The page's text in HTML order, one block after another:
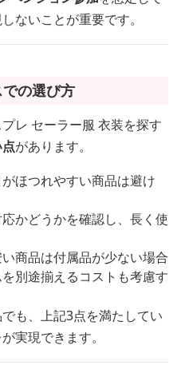
ないことが重要です。
の選び方
レ セーラー服 衣装を探す
があります。
がほつれやすい商品は避け
かどうかを確認し、長く使
商品は付属品が少ない場合
別途揃えるコストも考慮す
も、上記3点を満たしてい
実現できます。